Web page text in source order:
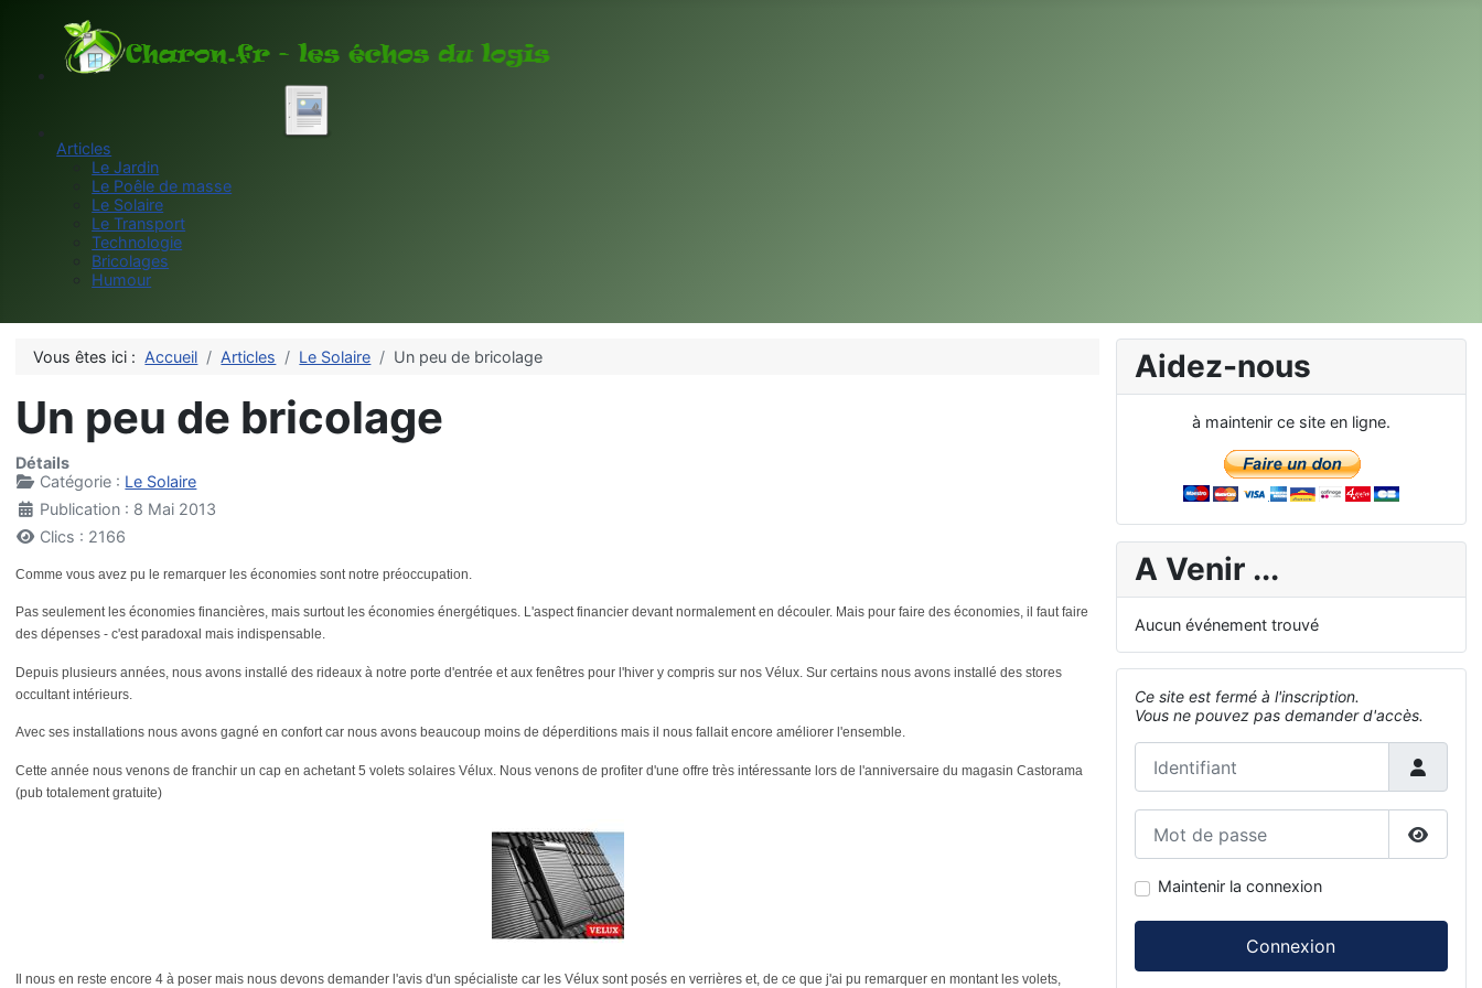
Articles
Le Jardin
Le Poêle de masse
Le Solaire
Le Transport
Technologie
Bricolages
Humour
Vous êtes ici : Accueil Articles Le Solaire Un peu de bricolage
Un peu de bricolage
Détails
Catégorie : Le Solaire
Publication : 8 Mai 2013
Clics : 2166
Comme vous avez pu le remarquer les économies sont notre préoccupation.
Pas seulement les économies financières, mais surtout les économies énergétiques. L'aspect financier devant normalement en découler. Mais pour faire des économies, il faut faire
des dépenses - c'est paradoxal mais indispensable.
Depuis plusieurs années, nous avons installé des rideaux à notre porte d'entrée et aux fenêtres pour l'hiver y compris sur nos Vélux. Sur certains nous avons installé des stores
occultant intérieurs.
Avec ses installations nous avons gagné en confort car nous avons beaucoup moins de déperditions mais il nous fallait encore améliorer l'ensemble.
Cette année nous venons de franchir un cap en achetant 5 volets solaires Vélux. Nous venons de profiter d'une offre très intéressante lors de l'anniversaire du magasin Castorama
(pub totalement gratuite)
Il nous en reste encore 4 à poser mais nous devons demander l'avis d'un spécialiste car les Vélux sont posés en verrières et, de ce que j'ai pu remarquer en montant les volets,
Aidez-nous
à maintenir ce site en ligne.
A Venir ...
Aucun événement trouvé
Ce site est fermé à l'inscription.
Vous ne pouvez pas demander d'accès.
Identifiant
Mot de passe
Maintenir la connexion
Connexion